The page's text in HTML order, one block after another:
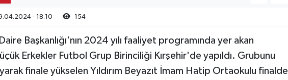
- 18:10 154
Başkanlığı'nın 2024 yılı faaliyet programında yer akan
Erkekler Futbol Grup Birinciliği Kırşehir'de yapıldı. Grubunu
finale yükselen Yıldırım Beyazıt İmam Hatip Ortaokulu finalde